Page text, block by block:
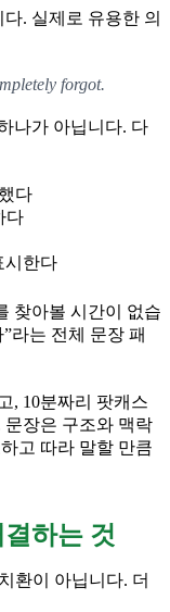
. 실제로 유용한 의
forgot.
나가 아닙니다. 다
다
다
시한다
찾아볼 시간이 없습
라는 전체 문장 패
, 10분짜리 팟캐스
문장은 구조와 맥락
고 따라 말할 만큼
하는 것
환이 아닙니다. 더